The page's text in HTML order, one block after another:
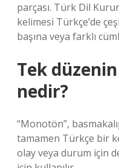
parçası. Türk Dil
kelimesi Türkçe’de
başına veya farklı
Tek
nedir?
“Monotön”,
tamamen Türkçe bir
olay veya durum için